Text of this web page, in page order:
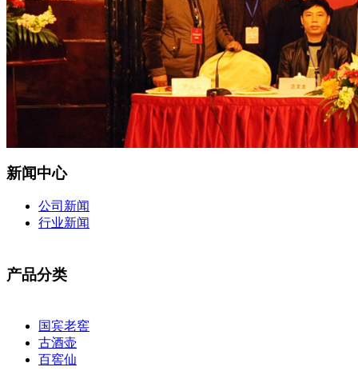
新闻中心
公司新闻
行业新闻
产品分类
国宾老窖
古酒壶
百窖仙